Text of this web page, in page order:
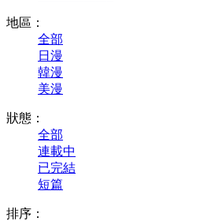
地區：
全部
日漫
韓漫
美漫
狀態：
全部
連載中
已完結
短篇
排序：